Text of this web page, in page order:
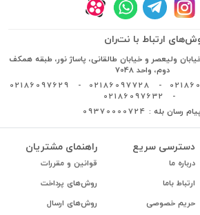
ارتباط با نت‌ران
ولیعصر و خیابان طالقانی، پاساژ نور، طبقه همکف
دوم، واحد 7048
-
02186097728
-
02186097629
-
02186097632
پیام رسان بله : 09370000724
دسترسی سریع
درباره ما
ارتباط باما
حریم خصوصی
راهنمای مشتریان
قوانین و مقررات
روش‌های پرداخت
روش‌های ارسال